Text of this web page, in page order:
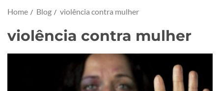
Home Blog violência contra mulher
violência contra mulher